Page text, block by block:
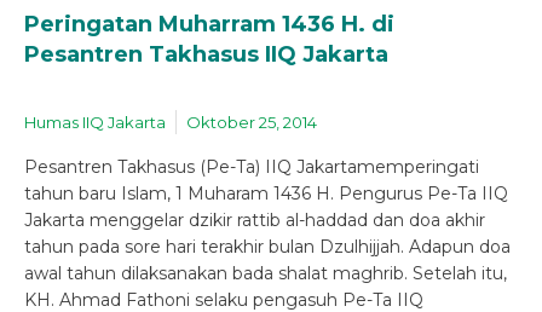
Peringatan Muharram 1436 H. di
Pesantren Takhasus IIQ Jakarta
Humas IIQ Jakarta Oktober 25, 2014
Pesantren Takhasus (Pe-Ta) IIQ Jakartamemperingati
tahun baru Islam, 1 Muharam 1436 H. Pengurus Pe-Ta IIQ
Jakarta menggelar dzikir rattib al-haddad dan doa akhir
tahun pada sore hari terakhir bulan Dzulhijjah. Adapun doa
awal tahun dilaksanakan bada shalat maghrib. Setelah itu,
KH. Ahmad Fathoni selaku pengasuh Pe-Ta IIQ